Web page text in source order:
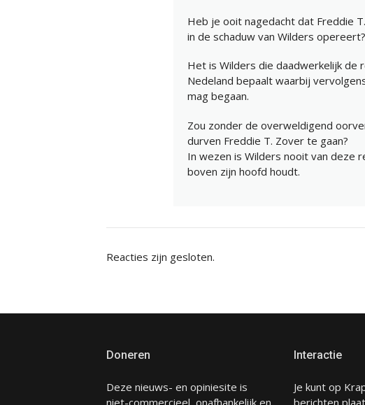
Heb je ooit nagedacht dat Freddie
in de schaduw van Wilders opereert?
Het is Wilders die daadwerkelijk de
Nedeland bepaalt waarbij
mag begaan.
Zou zonder de overweldigend
durven Freddie T. Zover te gaan?
In wezen is Wilders nooit van deze
boven zijn hoofd houdt.
Reacties zijn gesloten.
Doneren
Deze nieuws- en opiniesite is
niet-commercieel, onafhankelijk en
Interactie
Je kunt op
berichten